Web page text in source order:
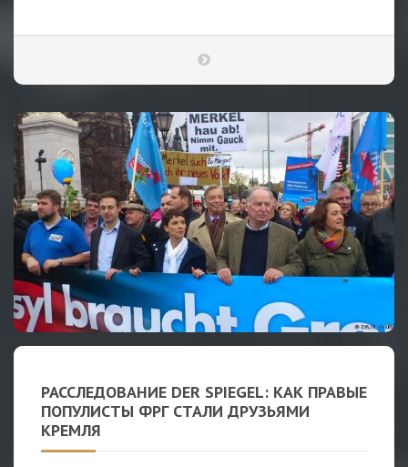
РАССЛЕДОВАНИЕ DER SPIEGEL: КАК ПРАВЫЕ
ПОПУЛИСТЫ ФРГ СТАЛИ ДРУЗЬЯМИ
КРЕМЛЯ